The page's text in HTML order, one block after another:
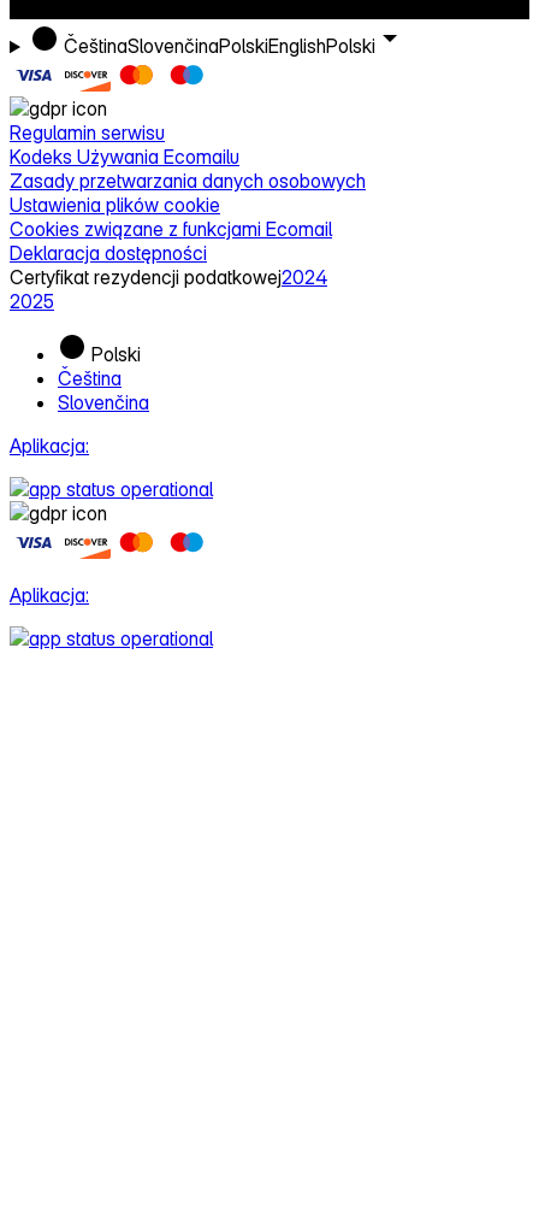
ČeštinaSlovenčinaPolskiEnglishPolski
Regulamin serwisu
Kodeks Używania Ecomailu
Zasady przetwarzania danych osobowych
Ustawienia plików cookie
Cookies związane z funkcjami Ecomail
Deklaracja dostępności
Certyfikat rezydencji podatkowej2024
2025
Polski
Čeština
Slovenčina
Aplikacja:
Aplikacja: